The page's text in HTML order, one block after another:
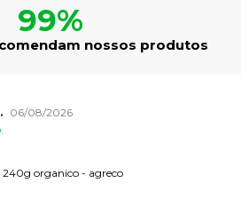
99%
nossos produtos
06/08/2026
240g organico - agreco